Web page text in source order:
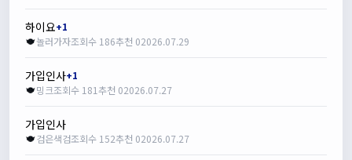
하이요+1
놀러가자조회수 186추천 02026.07.29
가입인사+1
밍크조회수 181추천 02026.07.27
가입인사
검은색검조회수 152추천 02026.07.27